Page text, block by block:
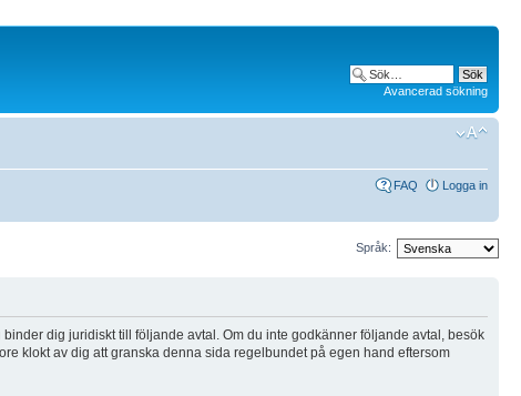
Avancerad sökning
FAQ Logga in
Språk:
binder dig juridiskt till följande avtal. Om du inte godkänner följande avtal, besök
klokt av dig att granska denna sida regelbundet på egen hand eftersom